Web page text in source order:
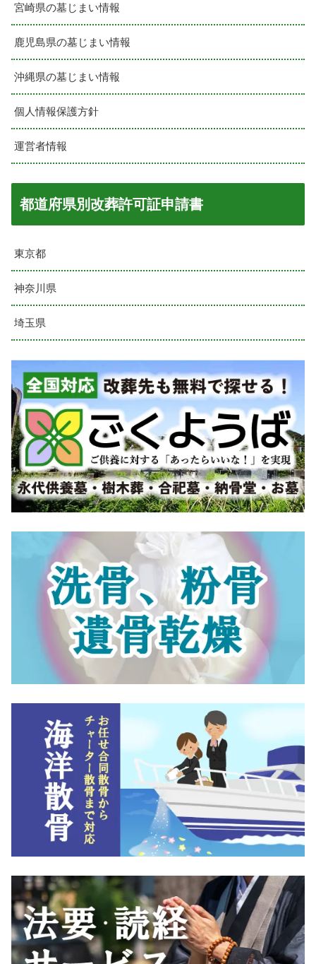
宮崎県の墓じまい情報
鹿児島県の墓じまい情報
沖縄県の墓じまい情報
個人情報保護方針
運営者情報
都道府県別改葬許可証申請書
東京都
神奈川県
埼玉県